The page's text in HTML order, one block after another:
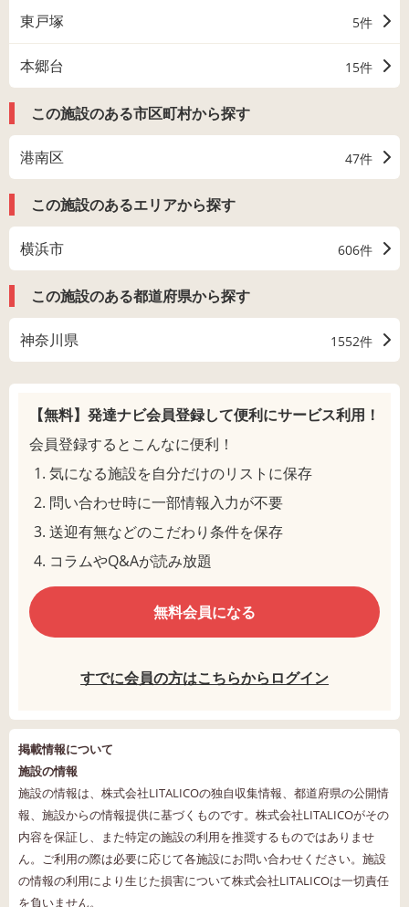
東戸塚 5件
本郷台 15件
この施設のある市区町村から探す
港南区 47件
この施設のあるエリアから探す
横浜市 606件
この施設のある都道府県から探す
神奈川県 1552件
【無料】発達ナビ会員登録して便利にサービス利用！
会員登録するとこんなに便利！
気になる施設を自分だけのリストに保存
問い合わせ時に一部情報入力が不要
送迎有無などのこだわり条件を保存
コラムやQ&Aが読み放題
無料会員になる
すでに会員の方はこちらからログイン
掲載情報について
施設の情報
施設の情報は、株式会社LITALICOの独自収集情報、都道府県の公開情
報、施設からの情報提供に基づくものです。株式会社LITALICOがその
内容を保証し、また特定の施設の利用を推奨するものではありませ
ん。ご利用の際は必要に応じて各施設にお問い合わせください。施設
の情報の利用により生じた損害について株式会社LITALICOは一切責任
を負いません。